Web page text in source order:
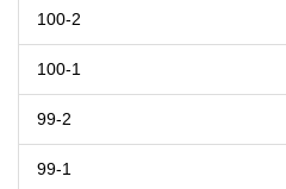
100-2
100-1
99-2
99-1